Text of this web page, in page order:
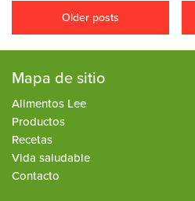
Older posts
Mapa de sitio
Alimentos Lee
Productos
Recetas
Vida saludable
Contacto